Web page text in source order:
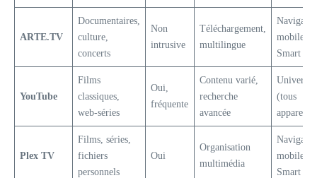
ARTE.TV
Documentaires,
culture,
concerts
Non
intrusive
Téléchargement,
multilingue
mobiles,
Smart TV
YouTube
Films
classiques,
web-séries
Oui,
fréquente
Contenu varié,
recherche
avancée
Universel
(tous
appareils)
Plex TV
Films, séries,
fichiers
personnels
Oui
Organisation
multimédia
mobiles,
Smart TV